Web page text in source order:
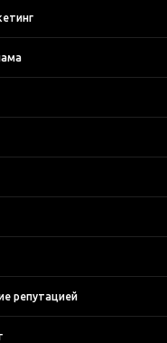
репутацией